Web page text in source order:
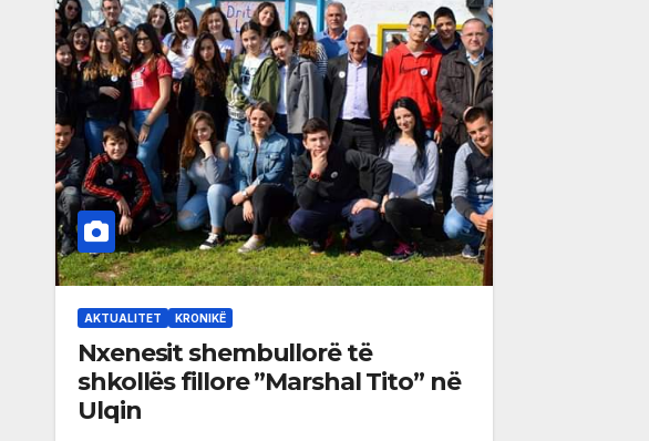
AKTUALITET KRONIKË
Nxenesit shembullorë të
shkollës fillore ”Marshal Tito” në
Ulqin